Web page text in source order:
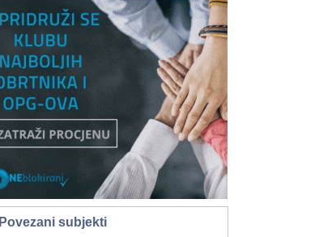
Povezani subjekti